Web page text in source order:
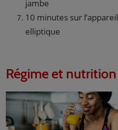
jambe
10 minutes sur l’appareil
elliptique
Régime et nutrition